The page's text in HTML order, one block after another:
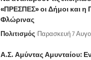
«ΠΡΕΣΠΕΣ» οι Δήμοι και η
Φλώρινας
Πολιτισμός Παρασκευή 7
Α.Σ. Αμύντας Αμυνταίου: